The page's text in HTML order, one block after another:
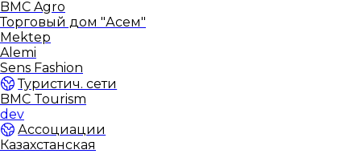
BMC Agro
Торговый дом "Асем"
Mektep
Alemi
Sens Fashion
Туристич. сети
BMC Tourism
dev
Ассоциации
Казахстанская